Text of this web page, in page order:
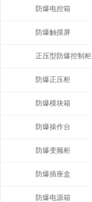
防爆电控箱
防爆触摸屏
正压型防爆控制柜
防爆正压柜
防爆模块箱
防爆操作台
防爆变频柜
防爆插座盒
防爆电源箱